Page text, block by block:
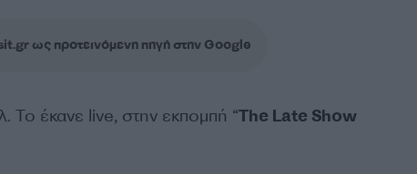
ως προτεινόμενη πηγή στην Google
Το έκανε live, στην εκπομπή “The Late Show